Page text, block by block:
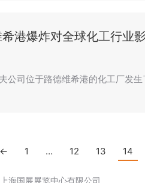
港爆炸对全球化工行业
公司位于路德维希港的化工厂发
← 1 … 12 13 14
上海国展展览中心有限公司